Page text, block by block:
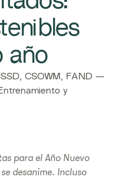
año
CSOWM, FAND —
y
para el Año Nuevo
desanime. Incluso